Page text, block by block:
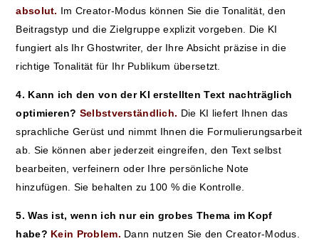
absolut. Im Creator-Modus können Sie die Tonalität, den
Beitragstyp und die Zielgruppe explizit vorgeben. Die KI
fungiert als Ihr Ghostwriter, der Ihre Absicht präzise in die
richtige Tonalität für Ihr Publikum übersetzt.
4. Kann ich den von der KI erstellten Text nachträglich
optimieren? Selbstverständlich. Die KI liefert Ihnen das
sprachliche Gerüst und nimmt Ihnen die Formulierungsarbeit
ab. Sie können aber jederzeit eingreifen, den Text selbst
bearbeiten, verfeinern oder Ihre persönliche Note
hinzufügen. Sie behalten zu 100 % die Kontrolle.
5. Was ist, wenn ich nur ein grobes Thema im Kopf
habe? Kein Problem. Dann nutzen Sie den Creator-Modus.